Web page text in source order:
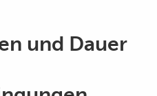
und Dauer